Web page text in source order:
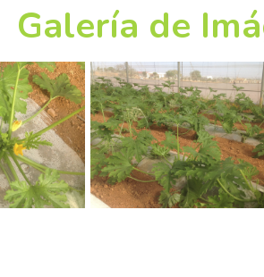
Galería de